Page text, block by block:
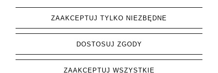
ZAAKCEPTUJ TYLKO NIEZBĘDNE
DOSTOSUJ ZGODY
ZAAKCEPTUJ WSZYSTKIE